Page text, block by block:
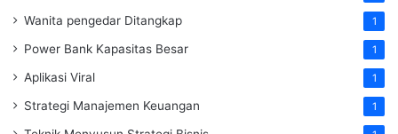
Wanita pengedar Ditangkap 1
Power Bank Kapasitas Besar 1
Aplikasi Viral 1
Strategi Manajemen Keuangan 1